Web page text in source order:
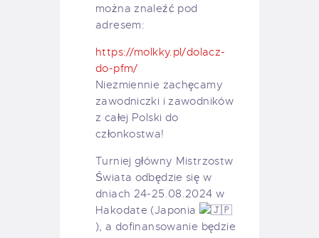
można znaleźć pod
adresem:
https://molkky.pl/dolacz-
do-pfm/
Niezmiennie zachęcamy
zawodniczki i zawodników
z całej Polski do
członkostwa!
Turniej główny Mistrzostw
Świata odbędzie się w
dniach 24-25.08.2024 w
Hakodate (Japonia
), a dofinansowanie będzie